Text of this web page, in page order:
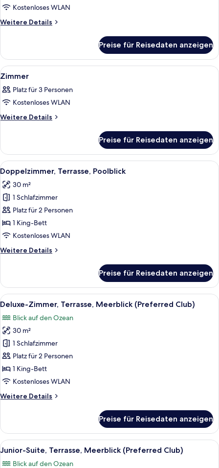
Zimmer
anzeigen
Kostenloses WLAN
Weitere Details
Weitere
Preise für Reisedaten anzeigen
Alle
Fotos
für
Zimmer
anzeigen
Ein Hotelzimmer mit einem großen
3
Zimmer
Platz für 3 Personen
Kostenloses WLAN
Weitere Details
Weitere
Preise für Reisedaten anzeigen
Alle
Fotos
für
Doppelzimmer,
Terrasse,
Poolblick
anzeigen
Ein Hotelzimmer mit einem großen
4
Doppelzimmer, Terrasse, Poolblick
30 m²
1 Schlafzimmer
Platz für 2 Personen
1 King-Bett
Kostenloses WLAN
Weitere Details
Weitere
Terrasse,
Poolblick
Preise für Reisedaten anzeigen
Alle
Fotos
für
Deluxe-
Zimmer,
Terrasse,
Meerblick
(Preferred
anzeigen
Ein Hotelzimmer mit einem Bett,
5
Deluxe-Zimmer, Terrasse, Meerblick (Preferred Club)
Blick auf den Ozean
30 m²
1 Schlafzimmer
Platz für 2 Personen
1 King-Bett
Kostenloses WLAN
Weitere Details
Weitere
Zimmer,
Terrasse,
Meerblick
Club)
Preise für Reisedaten anzeigen
Alle
Fotos
Ein Hotelzimmer mit einem großen
6
Junior-Suite, Terrasse, Meerblick (Preferred Club)
Blick auf den Ozean